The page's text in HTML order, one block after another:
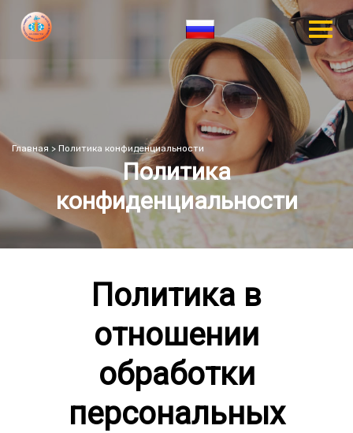
Главная > Политика конфиденциальности
Политика
конфиденциальности
Политика в
отношении
обработки
персональных